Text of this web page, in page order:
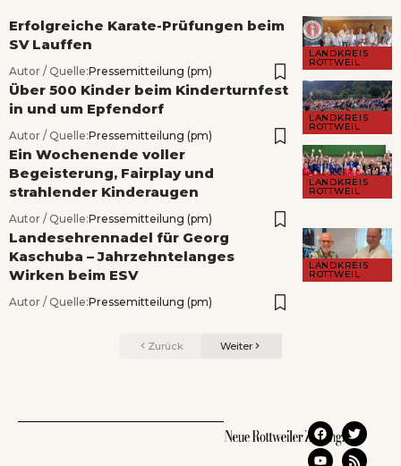
LANDKREIS
ROTTWEIL
Erfolgreiche Karate-Prüfungen beim
SV Lauffen
Autor / Quelle:Pressemitteilung (pm)
LANDKREIS
ROTTWEIL
Über 500 Kinder beim Kinderturnfest
in und um Epfendorf
Autor / Quelle:Pressemitteilung (pm)
LANDKREIS
ROTTWEIL
Ein Wochenende voller
Begeisterung, Fairplay und
strahlender Kinderaugen
Autor / Quelle:Pressemitteilung (pm)
LANDKREIS
ROTTWEIL
Landesehrennadel für Georg
Kaschuba – Jahrzehntelanges
Wirken beim ESV
Autor / Quelle:Pressemitteilung (pm)
Zurück Weiter